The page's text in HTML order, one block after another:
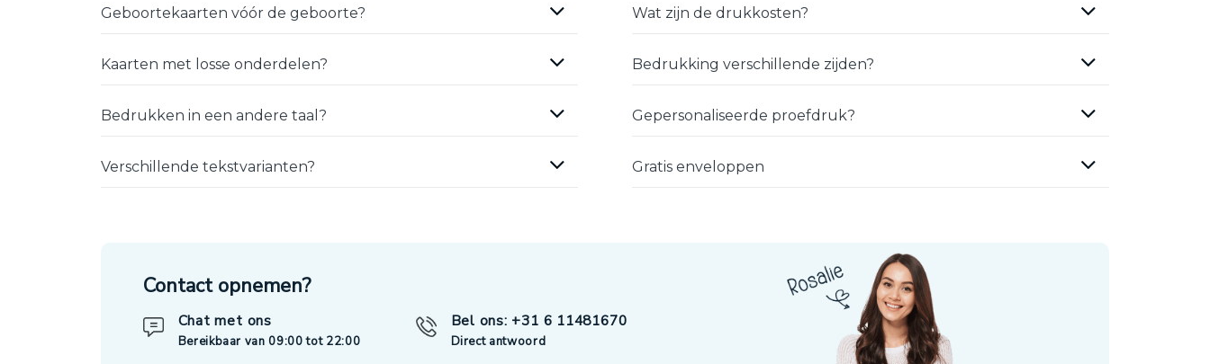
Geboortekaarten vóór de geboorte?
Kaarten met losse onderdelen?
Bedrukken in een andere taal?
Verschillende tekstvarianten?
Wat zijn de drukkosten?
Bedrukking verschillende zijden?
Gepersonaliseerde proefdruk?
Gratis enveloppen
Contact opnemen?
Chat met ons
Bereikbaar van 09:00 tot 22:00
Bel ons: +31 6 11481670
Direct antwoord